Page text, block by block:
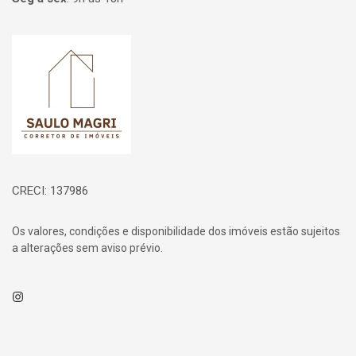
Página inicial
CRECI: 137986
Os valores, condições e disponibilidade dos imóveis estão sujeitos
a alterações sem aviso prévio.
Instagram